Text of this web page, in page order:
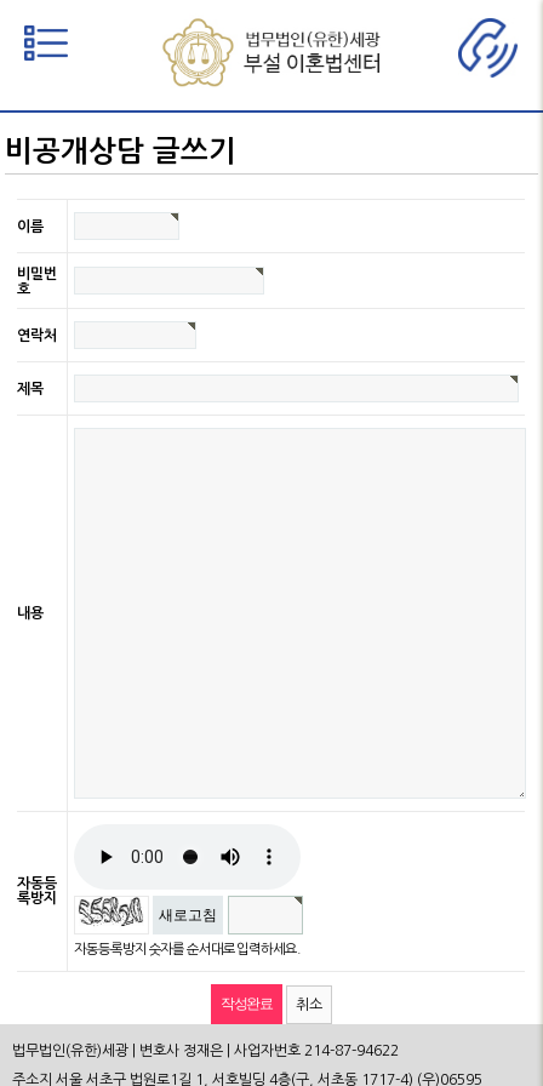
비공개상담 글쓰기
이름
비밀번
호
연락처
제목
내용
자동등
록방지
새로고침
자동등록방지 숫자를 순서대로 입력하세요.
취소
법무법인(유한)세광 | 변호사 정재은 | 사업자번호 214-87-94622
주소지 서울 서초구 법원로1길 1, 서호빌딩 4층(구, 서초동 1717-4) (우)06595